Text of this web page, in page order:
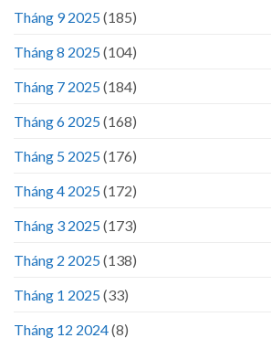
Tháng 9 2025(185)
Tháng 8 2025(104)
Tháng 7 2025(184)
Tháng 6 2025(168)
Tháng 5 2025(176)
Tháng 4 2025(172)
Tháng 3 2025(173)
Tháng 2 2025(138)
Tháng 1 2025(33)
Tháng 12 2024(8)